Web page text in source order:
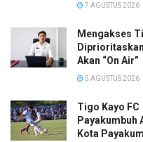
7 AGUSTUS 2026
Mengakses
Akan “On Air”
5 AGUSTUS 2026
Tigo Kayo FC
Payakumbuh
Kota